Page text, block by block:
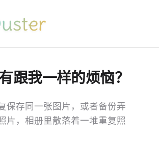
跟我一样的烦恼？
保存同一张图片，或者备份弄
片，相册里散落着一堆重复照